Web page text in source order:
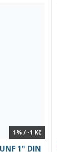
1% / -1 Kč
1" DIN